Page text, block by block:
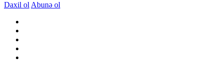
Daxil ol Abunə ol